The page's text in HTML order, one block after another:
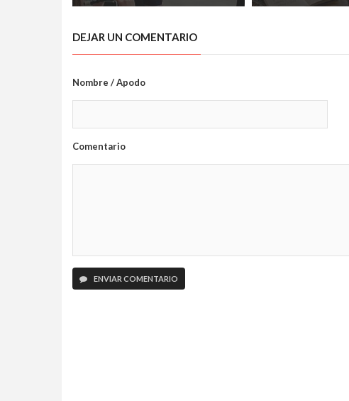
Cantábrico
internet
DEJAR UN COMENTARIO
Nombre / Apodo
Comentario
ENVIAR COMENTARIO